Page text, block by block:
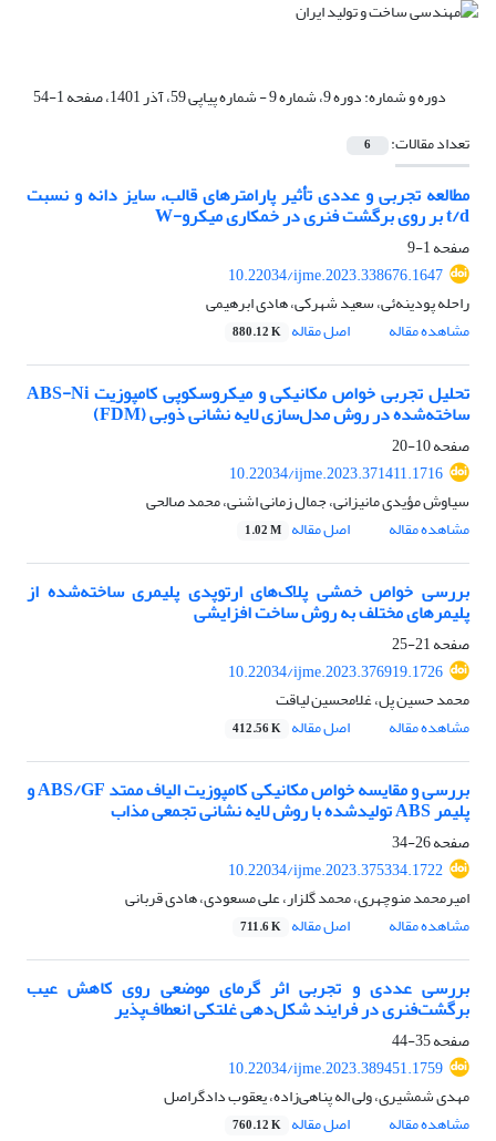
دوره و شماره:دوره 9، شماره 9 - شماره پیاپی 59، آذر 1401، صفحه 1-54
تعداد مقالات:
6
مطالعه تجربی و عددی تأثیر پارامترهای قالب، سایز دانه و نسبت
t/d بر روی برگشت فنری در خمکاری میکرو-W
صفحه1-9
10.22034/ijme.2023.338676.1647
راحله پودینه‌ئی، سعید شهرکی، هادی ابرهیمی
مشاهده مقاله
اصل مقاله 880.12 K
ساخته‌شده در روش مدل‌سازی لایه نشانی ذوبی (‏FDM‏)‏
صفحه10-20
10.22034/ijme.2023.371411.1716
سیاوش مؤیدی مانیزانی، جمال زمانی اشنی، محمد صالحی
مشاهده مقاله
اصل مقاله 1.02 M
بررسی خواص خمشی پلاک‌های ارتوپدی پلیمری ساخته‌شده از
پلیمرهای مختلف به روش ساخت افزایشی
صفحه21-25
10.22034/ijme.2023.376919.1726
محمد حسین پل، غلامحسین لیاقت
مشاهده مقاله
اصل مقاله 412.56 K
بررسی و مقایسه خواص مکانیکی کامپوزیت الیاف ممتد ABS/GF و
پلیمر ABS تولیدشده با روش لایه نشانی تجمعی مذاب
صفحه26-34
10.22034/ijme.2023.375334.1722
امیرمحمد منوچهری، محمد گلزار، علی مسعودی، هادی قربانی
مشاهده مقاله
اصل مقاله 711.6 K
بررسی عددی و تجربی اثر گرمای موضعی روی کاهش عیب
برگشت‌فنری در فرایند شکل‌دهی غلتکی انعطاف‌پذیر
صفحه35-44
10.22034/ijme.2023.389451.1759
مهدی شمشیری، ولی اله پناهی‌زاده، یعقوب دادگراصل
مشاهده مقاله
اصل مقاله 760.12 K